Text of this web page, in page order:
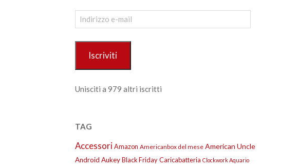
Indirizzo
e-
Iscriviti
Unisciti a 979 altri iscritti
TAG
AccessoriAmazon Americanbox del mese American Uncle
Android AukeyBlack FridayCaricabatteria Clockwork Aquario